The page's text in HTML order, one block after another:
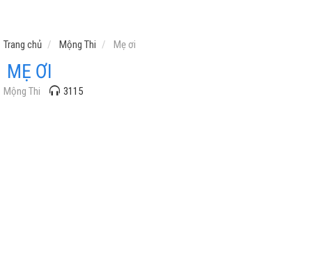
Trang chủ Mộng Thi Mẹ ơi
MẸ ƠI
Mộng Thi 3115